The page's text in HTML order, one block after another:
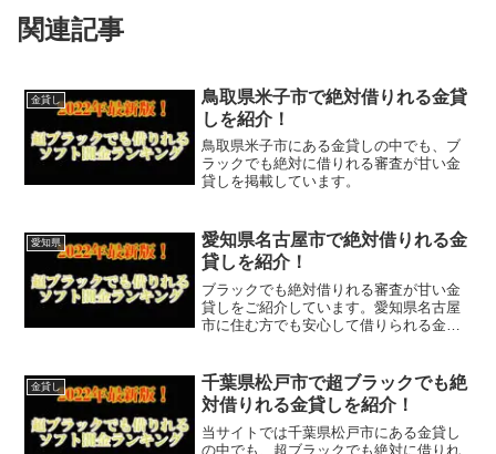
関連記事
金貸し
鳥取県米子市で絶対借りれる金貸
しを紹介！
鳥取県米子市にある金貸しの中でも、ブ
ラックでも絶対に借りれる審査が甘い金
貸しを掲載しています。
愛知県
愛知県名古屋市で絶対借りれる金
貸しを紹介！
ブラックでも絶対借りれる審査が甘い金
貸しをご紹介しています。愛知県名古屋
市に住む方でも安心して借りられる金貸
はなく、国または愛知県名古屋市で貸金
業登録をしている正規の金...
金貸し
千葉県松戸市で超ブラックでも絶
対借りれる金貸しを紹介！
当サイトでは千葉県松戸市にある金貸し
の中でも、超ブラックでも絶対に借りれ